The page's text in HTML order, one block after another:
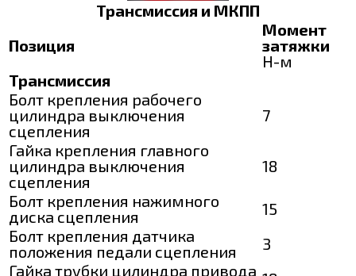
Трансмиссия и МКПП
Позиция
Момент
затяжки
Н-м
Трансмиссия
Болт крепления рабочего
цилиндра выключения
сцепления
7
Гайка крепления главного
цилиндра выключения
сцепления
18
Болт крепления нажимного
диска сцепления
15
Болт крепления датчика
положения педали сцепления
3
Гайка трубки цилиндра привода